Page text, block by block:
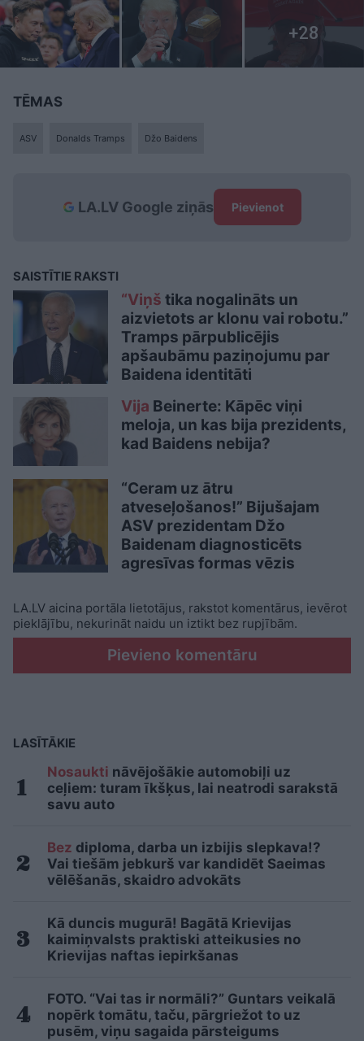
TĒMAS
ASV Donalds Tramps Džo Baidens
LA.LV Google ziņās Pievienot
SAISTĪTIE RAKSTI
“Viņš tika nogalināts un
aizvietots ar klonu vai robotu.”
Tramps pārpublicējis
apšaubāmu paziņojumu par
Baidena identitāti
Vija Beinerte: Kāpēc viņi
meloja, un kas bija prezidents,
kad Baidens nebija?
“Ceram uz ātru
atveseļošanos!” Bijušajam
ASV prezidentam Džo
Baidenam diagnosticēts
agresīvas formas vēzis
LA.LV aicina portāla lietotājus, rakstot komentārus, ievērot
pieklājību, nekurināt naidu un iztikt bez rupjībām.
Pievieno komentāru
LASĪTĀKIE
Nosaukti nāvējošākie automobiļi uz
ceļiem: turam īkšķus, lai neatrodi sarakstā
savu auto
Bez diploma, darba un izbijis slepkava!?
Vai tiešām jebkurš var kandidēt Saeimas
vēlēšanās, skaidro advokāts
Kā duncis mugurā! Bagātā Krievijas
kaimiņvalsts praktiski atteikusies no
Krievijas naftas iepirkšanas
FOTO. “Vai tas ir normāli?” Guntars veikalā
nopērk tomātu, taču, pārgriežot to uz
pusēm, viņu sagaida pārsteigums